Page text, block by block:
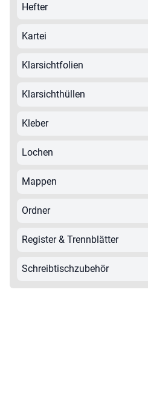
Hefter
Kartei
Klarsichtfolien
Klarsichthüllen
Kleber
Lochen
Mappen
Ordner
Register & Trennblätter
Schreibtischzubehör